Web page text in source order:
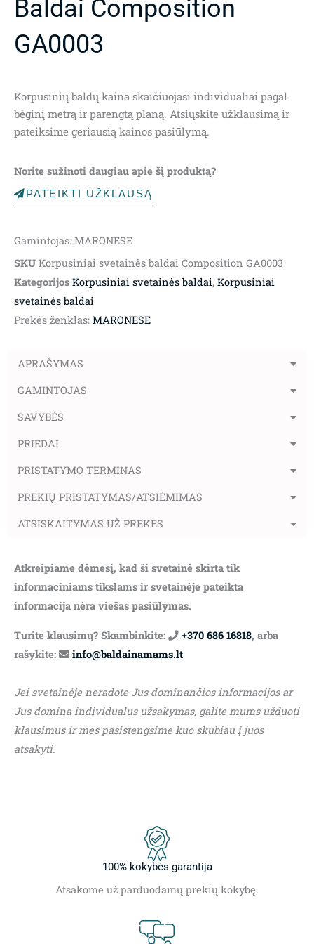
Baldai Composition
GA0003
Korpusinių baldų kaina skaičiuojasi individualiai pagal
bėginį metrą ir parengtą planą. Atsiųskite užklausimą ir
pateiksime geriausią kainos pasiūlymą.
Norite sužinoti daugiau apie šį produktą?
PATEIKTI UŽKLAUSĄ
Gamintojas: MARONESE
SKU Korpusiniai svetainės baldai Composition GA0003
Kategorijos Korpusiniai svetainės baldai, Korpusiniai
svetainės baldai
Prekės ženklas: MARONESE
APRAŠYMAS
GAMINTOJAS
SAVYBĖS
PRIEDAI
PRISTATYMO TERMINAS
PREKIŲ PRISTATYMAS/ATSIĖMIMAS
ATSISKAITYMAS UŽ PREKES
Atkreipiame dėmesį, kad ši svetainė skirta tik
informaciniams tikslams ir svetainėje pateikta
informacija nėra viešas pasiūlymas.
Turite klausimų? Skambinkite: +370 686 16818, arba
rašykite:
info@baldainamams.lt
Jei svetainėje neradote Jus dominančios informacijos ar
Jus domina individualus užsakymas, galite mums užduoti
klausimus ir mes pasistengsime kuo skubiau į juos
atsakyti.
100% kokybės garantija
Atsakome už parduodamų prekių kokybę.